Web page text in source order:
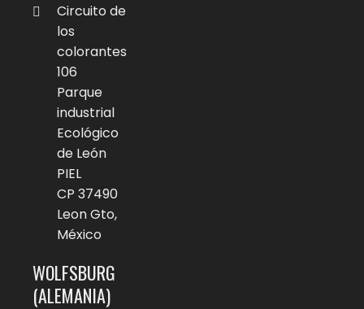
Circuito de
los
colorantes
106
Parque
industrial
Ecológico
de León
PIEL
CP 37490
Leon Gto,
México
WOLFSBURG
(ALEMANIA)